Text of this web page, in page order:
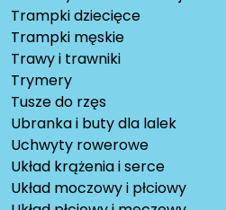
Trampki dziecięce
Trampki męskie
Trawy i trawniki
Trymery
Tusze do rzęs
Ubranka i buty dla lalek
Uchwyty rowerowe
Układ krążenia i serce
Układ moczowy i płciowy